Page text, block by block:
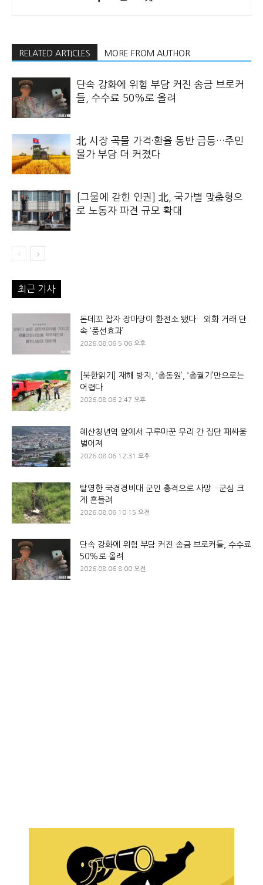
RELATED ARTICLES MORE FROM AUTHOR
단속 강화에 위험 부담 커진 송금 브로커
들, 수수료 50%로 올려
北 시장 곡물 가격·환율 동반 급등…주민
물가 부담 더 커졌다
[그물에 갇힌 인권] 北, 국가별 맞춤형으
로 노동자 파견 규모 확대
최근 기사
돈데꼬 잡자 장마당이 환전소 됐다…외화 거래 단
속 ‘풍선효과’
2026.08.06 5:06 오후
[북한읽기] 재해 방지, ‘총동원’, ‘총궐기’만으로는
어렵다
2026.08.06 2:47 오후
혜산청년역 앞에서 구루마꾼 무리 간 집단 패싸움
벌어져
2026.08.06 12:31 오후
탈영한 국경경비대 군인 총격으로 사망…군심 크
게 흔들려
2026.08.06 10:15 오전
단속 강화에 위험 부담 커진 송금 브로커들, 수수료
50%로 올려
2026.08.06 8:00 오전